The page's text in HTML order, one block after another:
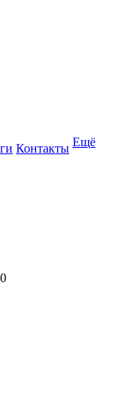
Контакты Ещё